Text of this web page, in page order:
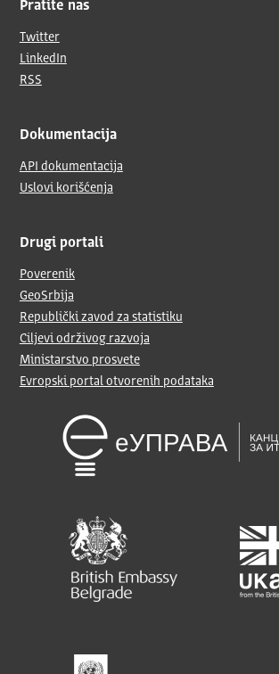
Pratite nas
Twitter
LinkedIn
RSS
Dokumentacija
API dokumentacija
Uslovi korišćenja
Drugi portali
Poverenik
GeoSrbija
Republički zavod za statistiku
Ciljevi održivog razvoja
Ministarstvo prosvete
Evropski portal otvorenih podataka